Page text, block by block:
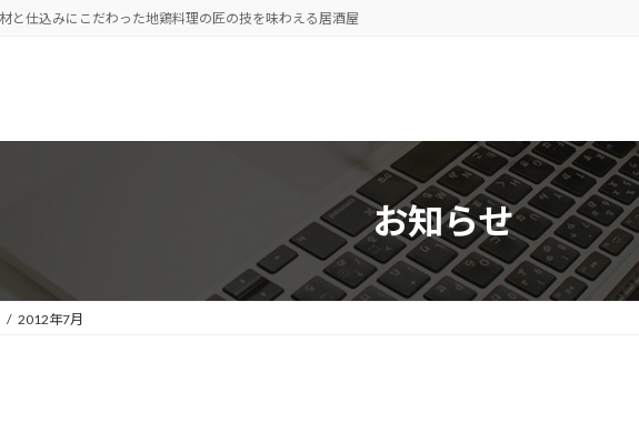
と仕込みにこだわった地鶏料理の匠の技を味わえる居酒屋
お知らせ
2012年7月